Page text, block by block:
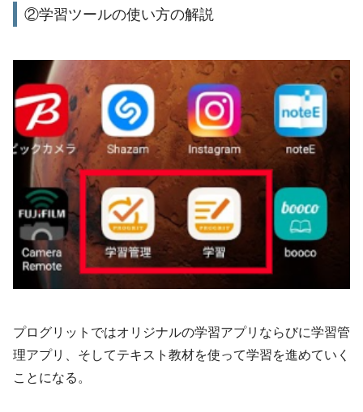
②学習ツールの使い方の解説
プログリットではオリジナルの学習アプリならびに学習管
理アプリ、そしてテキスト教材を使って学習を進めていく
ことになる。